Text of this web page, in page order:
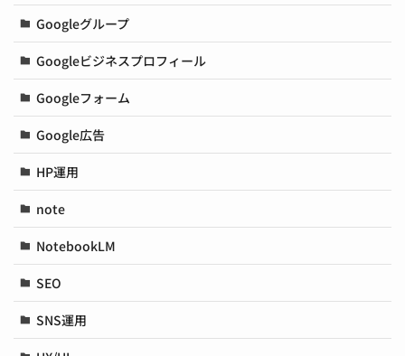
Googleグループ
Googleビジネスプロフィール
Googleフォーム
Google広告
HP運用
note
NotebookLM
SEO
SNS運用